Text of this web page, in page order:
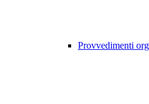
Provvedimenti